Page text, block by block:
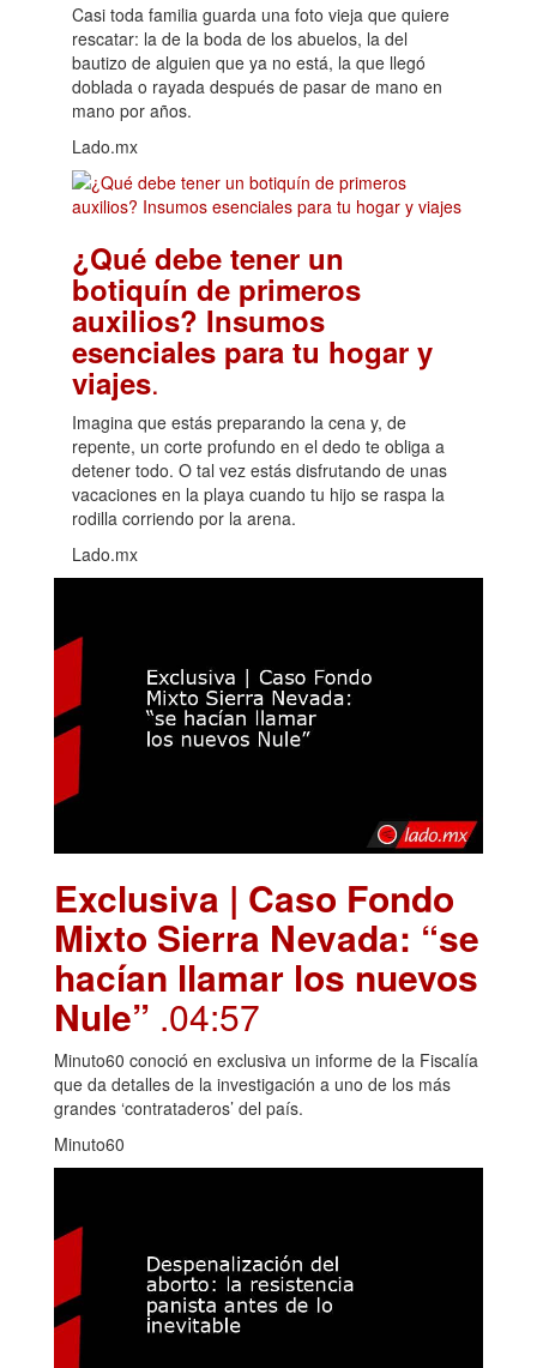
Casi toda familia guarda una foto vieja que quiere
rescatar: la de la boda de los abuelos, la del
bautizo de alguien que ya no está, la que llegó
doblada o rayada después de pasar de mano en
mano por años.
Lado.mx
¿Qué debe tener un
botiquín de primeros
auxilios? Insumos
esenciales para tu hogar y
viajes.
Imagina que estás preparando la cena y, de
repente, un corte profundo en el dedo te obliga a
detener todo. O tal vez estás disfrutando de unas
vacaciones en la playa cuando tu hijo se raspa la
rodilla corriendo por la arena.
Lado.mx
Exclusiva | Caso Fondo
Mixto Sierra Nevada: “se
hacían llamar los nuevos
Nule” .04:57
Minuto60 conoció en exclusiva un informe de la Fiscalía
que da detalles de la investigación a uno de los más
grandes ‘contrataderos’ del país.
Minuto60